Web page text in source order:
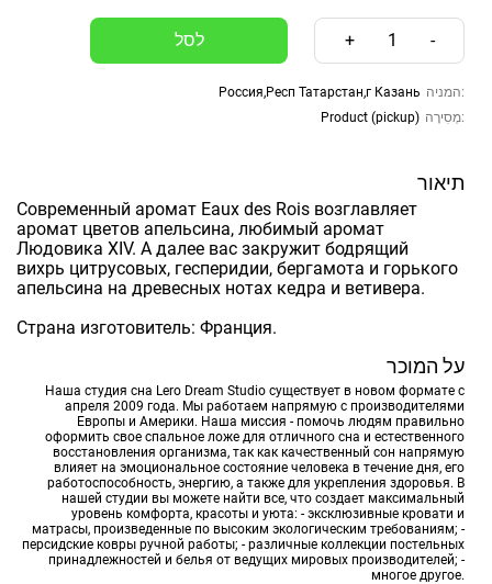
-
1
+
המניה:
Россия,Респ Татарстан,г Казань
מְסִירָה:
Product (pickup)
תיאור
Современный аромат Eaux des Rois возглавляет
аромат цветов апельсина, любимый аромат
Людовика XIV. А далее вас закружит бодрящий
вихрь цитрусовых, гесперидии, бергамота и горького
апельсина на древесных нотах кедра и ветивера.
Страна изготовитель: Франция.
על המוכר
Наша студия сна Lero Dream Studio существует в новом формате с
апреля 2009 года. Мы работаем напрямую с производителями
Европы и Америки. Наша миссия - помочь людям правильно
оформить свое спальное ложе для отличного сна и естественного
восстановления организма, так как качественный сон напрямую
влияет на эмоциональное состояние человека в течение дня, его
работоспособность, энергию, а также для укрепления здоровья. В
нашей студии вы можете найти все, что создает максимальный
уровень комфорта, красоты и уюта: - эксклюзивные кровати и
матрасы, произведенные по высоким экологическим требованиям; -
персидские ковры ручной работы; - различные коллекции постельных
принадлежностей и белья от ведущих мировых производителей; -
многое другое.